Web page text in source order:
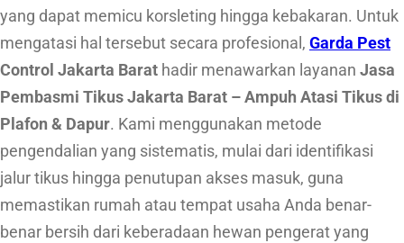
k
u
s
a
a
yang dapat memicu korsleting hingga kebakaran. Untuk
mengatasi hal tersebut secara profesional, Garda Pest
Control Jakarta Barat hadir menawarkan layanan Jasa
Pembasmi Tikus Jakarta Barat – Ampuh Atasi Tikus di
Plafon & Dapur. Kami menggunakan metode
pengendalian yang sistematis, mulai dari identifikasi
jalur tikus hingga penutupan akses masuk, guna
memastikan rumah atau tempat usaha Anda benar-
benar bersih dari keberadaan hewan pengerat yang